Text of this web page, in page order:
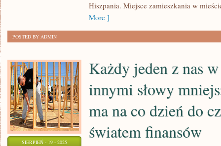
Hiszpania. Miejsce zamieszkania w
More ]
POSTED BY ADMIN
SIERPIEŃ - 19 - 2025
Każdy jeden z nas
innymi słowy
ma na co dzień do
światem finansów